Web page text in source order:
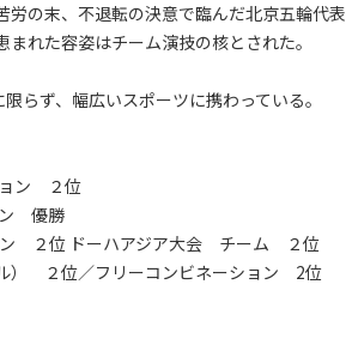
の末、不退転の決意で臨んだ北京五輪代表
れた容姿はチーム演技の核とされた。
限らず、幅広いスポーツに携わっている。
ン ２位
優勝
２位 ドーハアジア大会 チーム ２位
） ２位／フリーコンビネーション 2位